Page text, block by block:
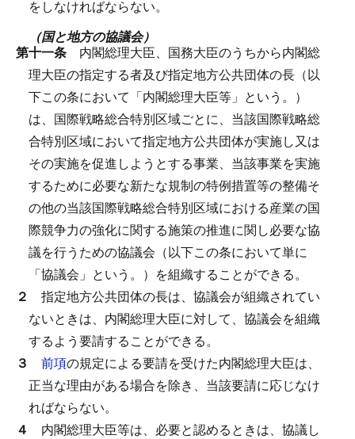
をしなければならない。
（国と地方の協議会）
第十一条 内閣総理大臣、国務大臣のうちから内閣総
理大臣の指定する者及び指定地方公共団体の長（以
下この条において「内閣総理大臣等」という。）
は、国際戦略総合特別区域ごとに、当該国際戦略総
合特別区域において指定地方公共団体が実施し又は
その実施を促進しようとする事業、当該事業を実施
するために必要な新たな規制の特例措置等の整備そ
の他の当該国際戦略総合特別区域における産業の国
際競争力の強化に関する施策の推進に関し必要な協
議を行うための協議会（以下この条において単に
「協議会」という。）を組織することができる。
２ 指定地方公共団体の長は、協議会が組織されてい
ないときは、内閣総理大臣に対して、協議会を組織
するよう要請することができる。
３ 前項の規定による要請を受けた内閣総理大臣は、
正当な理由がある場合を除き、当該要請に応じなけ
ればならない。
４ 内閣総理大臣等は、必要と認めるときは、協議し